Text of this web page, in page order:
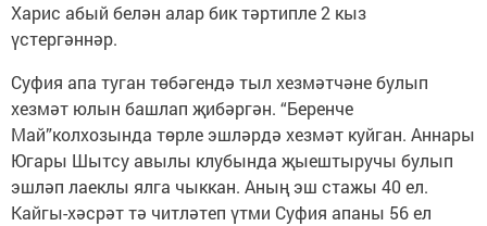
Харис абый белән алар бик тәртипле 2 кыз
үстергәннәр.
Суфия апа туган төбәгендә тыл хезмәтчәне булып
хезмәт юлын башлап җибәргән. “Беренче
Май”колхозында төрле эшләрдә хезмәт куйган. Аннары
Югары Шытсу авылы клубында җыештыручы булып
эшләп лаеклы ялга чыккан. Аның эш стажы 40 ел.
Кайгы-хәсрәт тә читләтеп үтми Суфия апаны 56 ел